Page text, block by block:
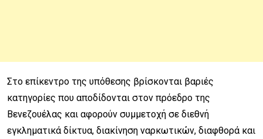
Στο επίκεντρο της υπόθεσης βρίσκονται βαριές
κατηγορίες που αποδίδονται στον πρόεδρο της
Βενεζουέλας και αφορούν συμμετοχή σε διεθνή
εγκληματικά δίκτυα, διακίνηση ναρκωτικών, διαφθορά και